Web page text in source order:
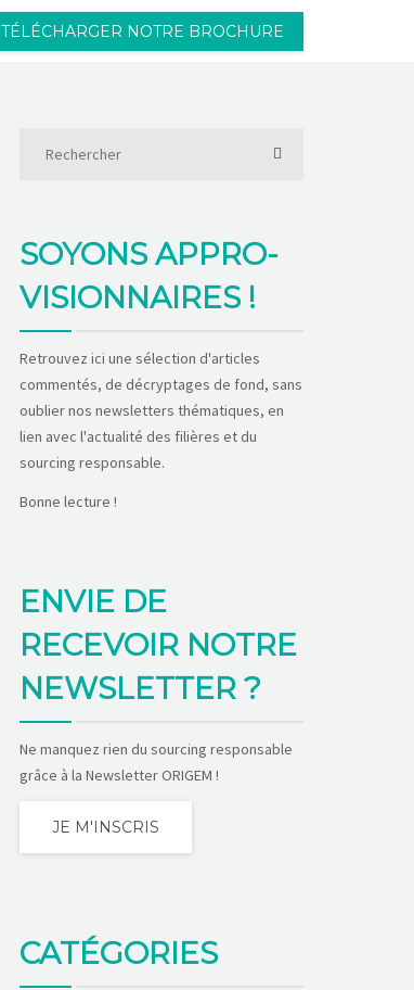
TÉLÉCHARGER NOTRE BROCHURE
SOYONS APPRO-
VISIONNAIRES !
Retrouvez ici une sélection d'articles
commentés, de décryptages de fond, sans
oublier nos newsletters thématiques, en
lien avec l'actualité des filières et du
sourcing responsable.
Bonne lecture !
ENVIE DE
RECEVOIR NOTRE
NEWSLETTER ?
Ne manquez rien du sourcing responsable
grâce à la Newsletter ORIGEM !
JE M'INSCRIS
CATÉGORIES